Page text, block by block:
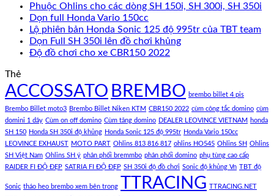
Phuộc Ohlins cho các dòng SH 150i, SH 300i, SH 350i
Dọn full Honda Vario 150cc
Lộ phiên bản Honda Sonic 125 độ 995tr của TBT team
Dọn Full SH 350i lên đồ chơi khủng
Độ đồ chơi cho xe CBR150 2022
Thẻ
ACCOSSATO BREMBO brembo billet 4 pis
Brembo Billet moto3 Brembo Billet Niken KTM CBR150 2022 cùm công tắc domino cùm
domini 1 dây Cùm on off domino Cùm tăng domino DEALER LEOVINCE VIETNAM honda
SH 150 Honda SH 350i độ khủng Honda Sonic 125 độ 995tr Honda Vario 150cc
LEOVINCE EXHAUST MOTO PART Ohlins 813 816 817 ohlins HO545 Ohlins SH Ohlins
SH Việt Nam Ohlins SH ý phân phối bremmbo phân phối domino phụ tùng cao cấp
RAIDER FI ĐỘ ĐẸP SATRIA FI ĐỘ ĐẸP SH 350i độ đồ chơi Sonic độ khủng Vn TBT độ
Sonic tháo heo brembo xem bên trong TTRACING TTRACING.NET